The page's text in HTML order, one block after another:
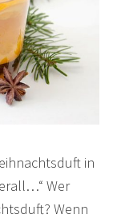
in
Wer
Wenn